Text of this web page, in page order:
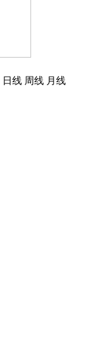
日线 周线 月线